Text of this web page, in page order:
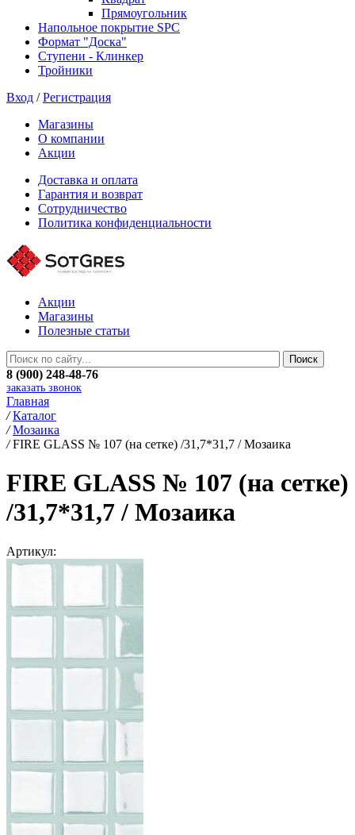
Прямоугольник
Напольное покрытие SPC
Формат "Доска"
Ступени - Клинкер
Тройники
Вход /Регистрация
Магазины
О компании
Акции
Доставка и оплата
Гарантия и возврат
Сотрудничество
Политика конфиденциальности
Акции
Магазины
Полезные статьи
8 (900) 248-48-76
заказать звонок
Главная
/ Каталог
/ Мозаика
/ FIRE GLASS № 107 (на сетке) /31,7*31,7 / Мозаика
FIRE GLASS № 107 (на сетке)
/31,7*31,7 / Мозаика
Артикул: